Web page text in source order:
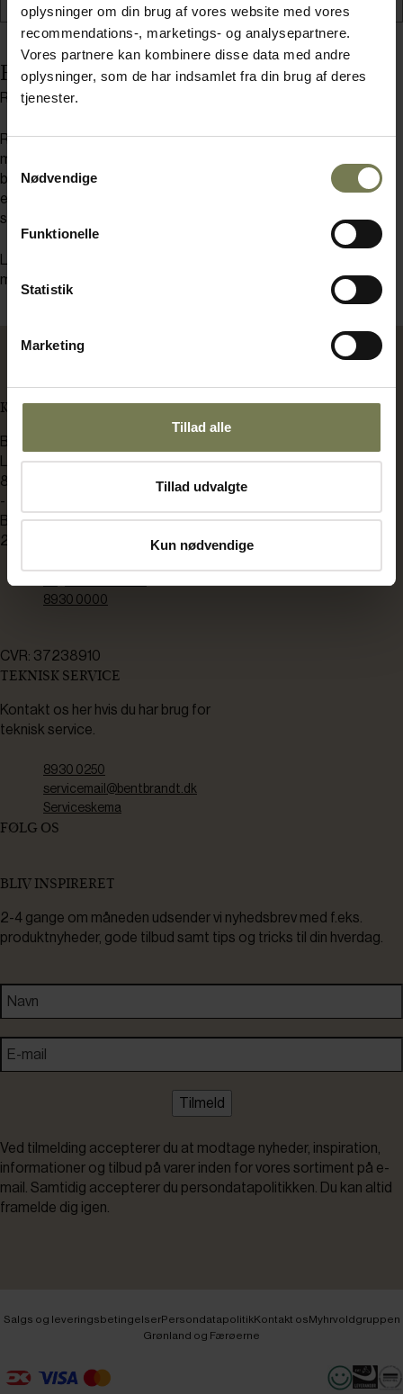
oplysninger om din brug af vores website med vores
recommendations-, marketings- og analysepartnere.
Vores partnere kan kombinere disse data med andre
oplysninger, som de har indsamlet fra din brug af deres
tjenester.
Samtykkevalg
Nødvendige
Funktionelle
Statistik
Marketing
Tillad alle
Tillad udvalgte
Kun nødvendige
Fremgangsmåde
Rugbrødsrester sættes i blød i ½ liter vand natten over.
Rør det udblødte rugbrød sammen med gær, salt, sukker og
margarine. Ælt mel i til dejen har den rette konsistens. Form til
boller. Bollerne vendes i et sammenpisket æg og rulles derefter i
et miks af kerner og frø efter ønske. Her har Lene brugt
solsikkekerner, sesamfrø (alm. og sorte), hørfrø og havregryn.
Lad bollerne hæve i ca. 20-30 min. og bag ved 190 grader i 10-15
min.
KONTAKT OS
BENT BRANDT
Langdyssen 7
8200 Aarhus N
-
Bådehavnsgade 2C
2450 København SV
8930 0000
CVR: 37238910
TEKNISK SERVICE
Kontakt os her hvis du har brug for
teknisk service.
8930 0250
servicemail@bentbrandt.dk
Serviceskema
FØLG OS
BLIV INSPIRERET
2-4 gange om måneden udsender vi nyhedsbrev med f.eks.
produktnyheder, gode tilbud samt tips og tricks til din hverdag.
Tilmeld
Ved tilmelding accepterer du at modtage nyheder, inspiration,
informationer og tilbud på varer inden for vores sortiment på e-
mail. Samtidig accepterer du persondatapolitikken. Du kan altid
framelde dig igen.
Salgs og leveringsbetingelserPersondatapolitikKontakt os Myhrvoldgruppen
Grønland og Færøerne